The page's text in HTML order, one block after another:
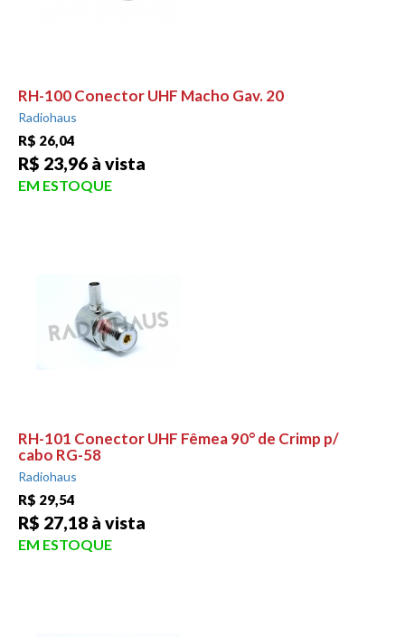
RH-100 Conector UHF Macho Gav. 20
Radiohaus
R$ 26,04
R$ 23,96 à vista
EM ESTOQUE
RH-101 Conector UHF Fêmea 90° de Crimp p/
cabo RG-58
Radiohaus
R$ 29,54
R$ 27,18 à vista
EM ESTOQUE